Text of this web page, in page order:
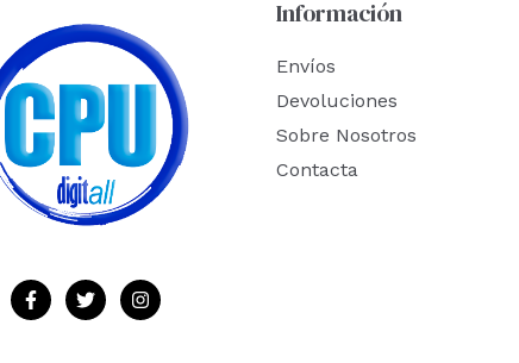
Información
Envíos
Devoluciones
Sobre Nosotros
Contacta